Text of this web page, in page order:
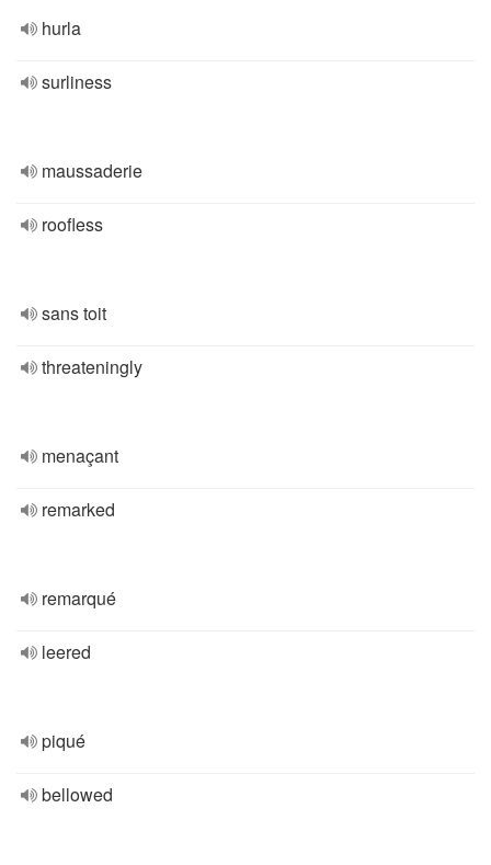
hurla
surliness
maussaderie
roofless
sans toit
threateningly
menaçant
remarked
remarqué
leered
piqué
bellowed